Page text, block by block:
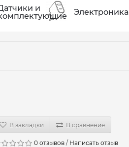
и
Электроника
В закладки В сравнение
0 отзывов / Написать отзыв